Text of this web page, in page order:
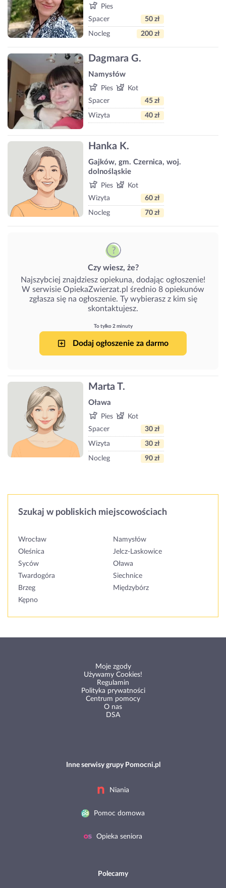
Pies
Spacer
50 zł
Nocleg 200 zł
Dagmara G.
Namysłów
Pies
Kot
Spacer
45 zł
Wizyta 40 zł
Hanka K.
Gajków, gm. Czernica, woj.
dolnośląskie
Pies
Kot
Wizyta
60 zł
Nocleg 70 zł
Czy wiesz, że?
Najszybciej znajdziesz opiekuna, dodając ogłoszenie!
W serwisie OpiekaZwierzat.pl średnio 8 opiekunów
zgłasza się na ogłoszenie. Ty wybierasz z kim się
skontaktujesz.
To tylko 2 minuty
Dodaj ogłoszenie za darmo
Marta T.
Oława
Pies
Kot
Spacer
30 zł
Wizyta 30 zł
Nocleg 90 zł
Szukaj w pobliskich miejscowościach
Wrocław
Namysłów
Oleśnica
Jelcz-Laskowice
Syców
Oława
Twardogóra
Siechnice
Brzeg
Międzybórz
Kępno
Moje zgody
Używamy Cookies!
Regulamin
Polityka prywatności
Centrum pomocy
O nas
DSA
Inne serwisy grupy Pomocni.pl
Niania
Pomoc domowa
Opieka seniora
Polecamy